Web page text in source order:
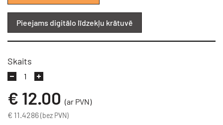
Pieejams digitālo līdzekļu krātuvē
Skaits
€ 12.00 (ar PVN)
€ 11.4286(bez PVN)